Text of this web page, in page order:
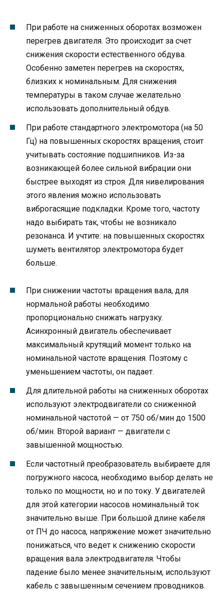
При работе на сниженных оборотах возможен
перегрев двигателя. Это происходит за счет
снижения скорости естественного обдува.
Особенно заметен перегрев на скоростях,
близких к номинальным. Для снижения
температуры в таком случае желательно
использовать дополнительный обдув.
При работе стандартного электромотора (на 50
Гц) на повышенных скоростях вращения, стоит
учитывать состояние подшипников. Из-за
возникающей более сильной вибрации они
быстрее выходят из строя. Для нивелирования
этого явления можно использовать
виброгасящие подкладки. Кроме того, частоту
надо выбирать так, чтобы не возникало
резонанса. И учтите: на повышенных скоростях
шуметь вентилятор электромотора будет
больше.
При снижении частоты вращения вала, для
нормальной работы необходимо
пропорционально снижать нагрузку.
Асинхронный двигатель обеспечивает
максимальный крутящий момент только на
номинальной частоте вращения. Поэтому с
уменьшением частоты, он падает.
Для длительной работы на сниженных оборотах
используют электродвигатели со сниженной
номинальной частотой — от 750 об/мин до 1500
об/мин. Второй вариант — двигатели с
завышенной мощностью.
Если частотный преобразователь выбираете для
погружного насоса, необходимо выбор делать не
только по мощности, но и по току. У двигателей
для этой категории насосов номинальный ток
значительно выше. При большой длине кабеля
от ПЧ до насоса, напряжение может значительно
понижаться, что ведет к снижению скорости
вращения вала электродвигателя. Чтобы
падение было менее значительным, используют
кабель с завышенным сечением проводников.